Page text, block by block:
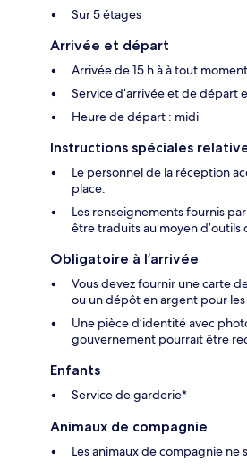
Sur 5 étages
Arrivée et départ
Arrivée de 15 h à à tout moment
Service d’arrivée et de départ
Heure de départ : midi
Instructions spéciales
Le personnel de la réception
place.
Les renseignements fournis
être traduits au moyen
Obligatoire à l’arrivée
Vous devez fournir une carte
ou un dépôt en argent pour les
Une pièce d’identité avec
gouvernement pourrait être
Enfants
Service de garderie*
Animaux de compagnie
Les animaux de compagnie ne